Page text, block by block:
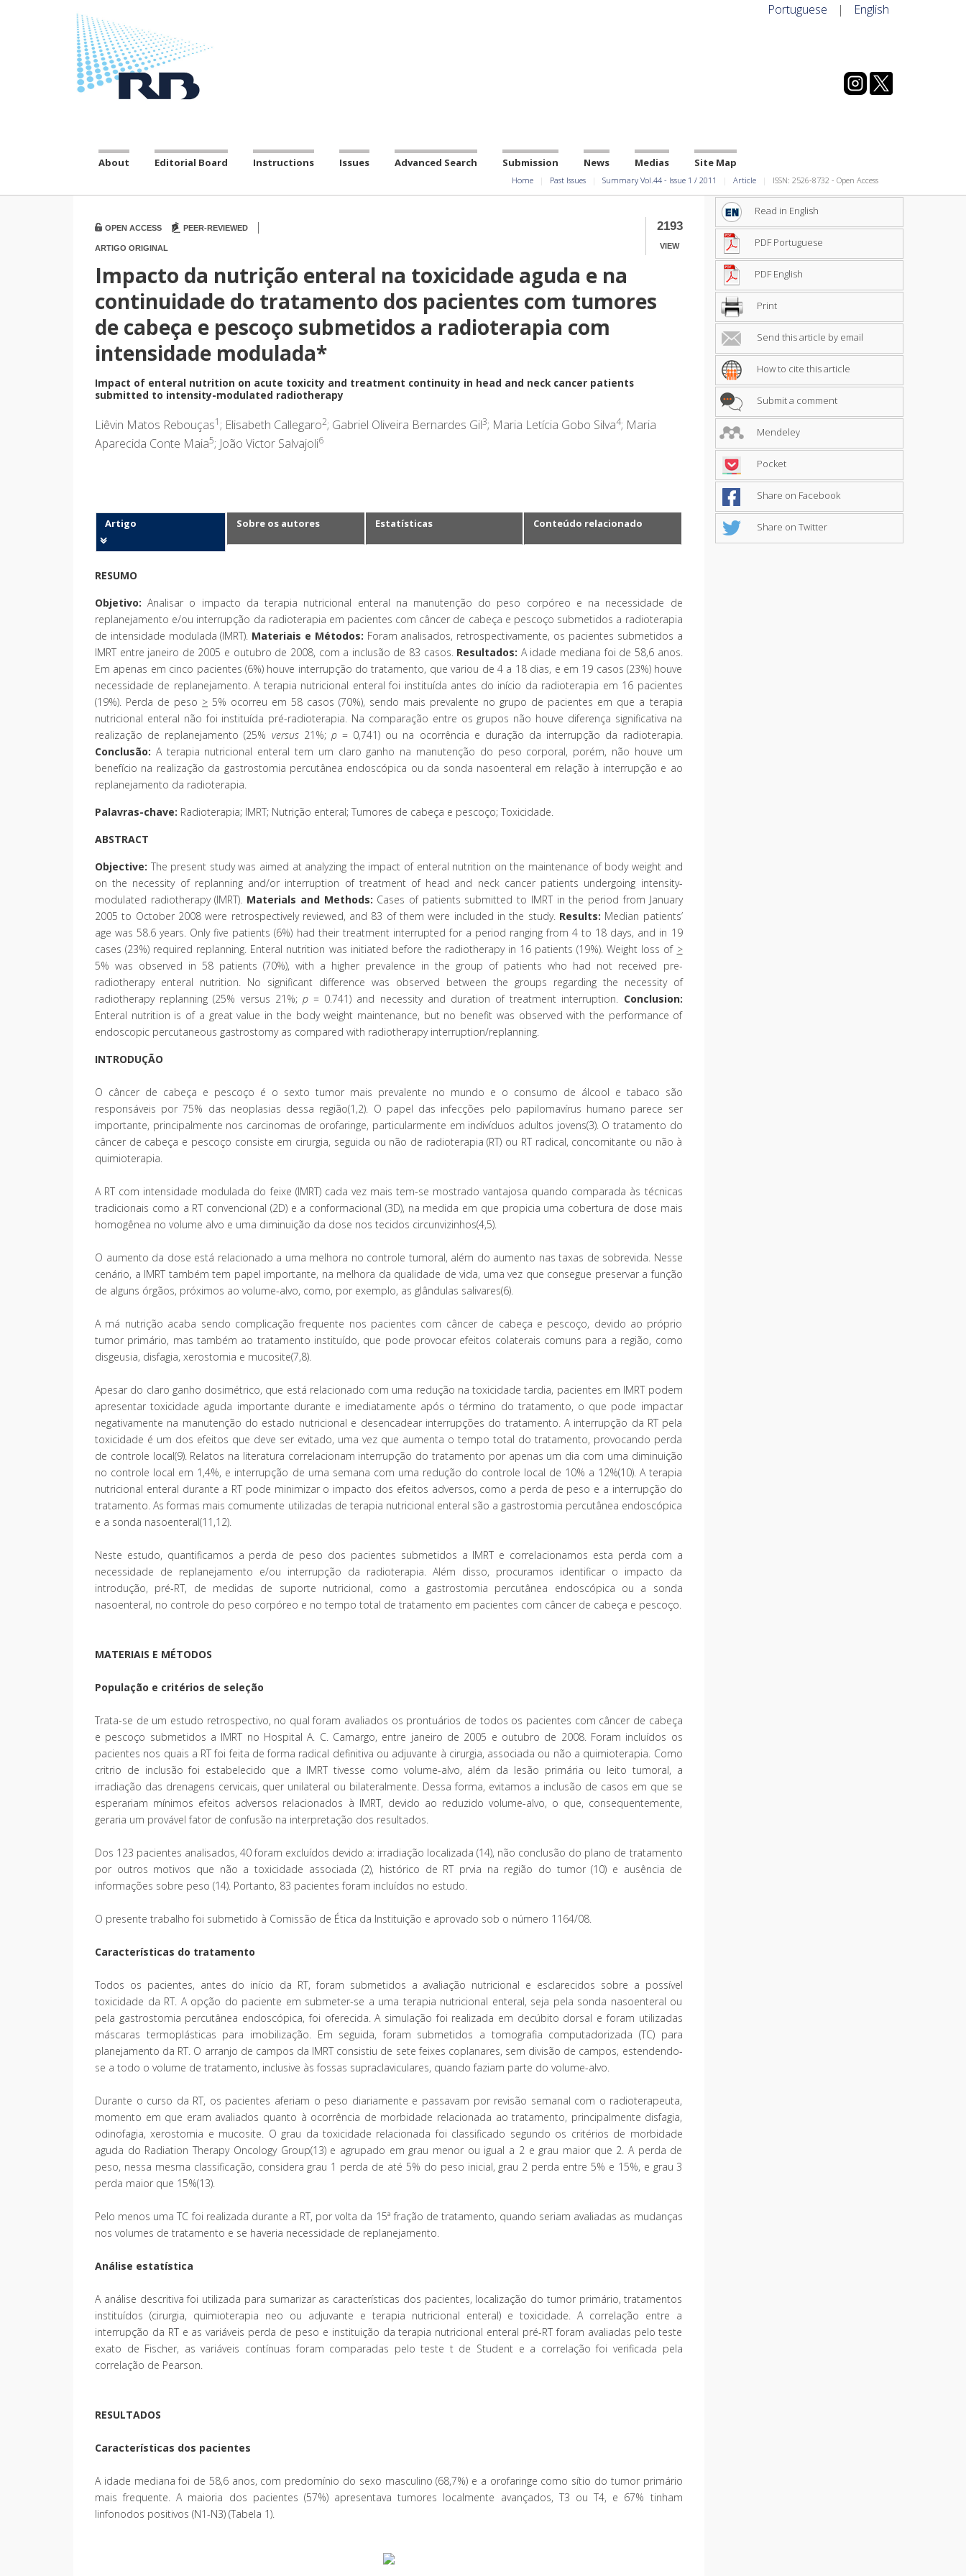
Portuguese | English
About Editorial Board Instructions Issues Advanced Search Submission News Medias Site Map
Home Past Issues Summary Vol.44 - Issue 1 / 2011 Article ISSN: 2526-8732 - Open Access
2193
VIEW
OPEN ACCESS PEER-REVIEWED |
ARTIGO ORIGINAL
Impacto da nutrição enteral na toxicidade aguda e na
continuidade do tratamento dos pacientes com tumores
de cabeça e pescoço submetidos a radioterapia com
intensidade modulada*
Impact of enteral nutrition on acute toxicity and treatment continuity in head and neck cancer patients
submitted to intensity-modulated radiotherapy
Liêvin Matos Rebouças1 ; Elisabeth Callegaro2; Gabriel Oliveira Bernardes Gil3; Maria Letícia Gobo Silva4; Maria
Aparecida Conte Maia5; João Victor Salvajoli6
Artigo Sobre os autores Estatísticas Conteúdo relacionado
RESUMO
Objetivo: Analisar o impacto da terapia nutricional enteral na manutenção do peso corpóreo e na necessidade de
replanejamento e/ou interrupção da radioterapia em pacientes com câncer de cabeça e pescoço submetidos a radioterapia
de intensidade modulada (IMRT). Materiais e Métodos: Foram analisados, retrospectivamente, os pacientes submetidos a
IMRT entre janeiro de 2005 e outubro de 2008, com a inclusão de 83 casos. Resultados: A idade mediana foi de 58,6 anos.
Em apenas em cinco pacientes (6%) houve interrupção do tratamento, que variou de 4 a 18 dias, e em 19 casos (23%) houve
necessidade de replanejamento. A terapia nutricional enteral foi instituída antes do início da radioterapia em 16 pacientes
(19%). Perda de peso > 5% ocorreu em 58 casos (70%), sendo mais prevalente no grupo de pacientes em que a terapia
nutricional enteral não foi instituída pré-radioterapia. Na comparação entre os grupos não houve diferença significativa na
realização de replanejamento (25% versus21%; p= 0,741) ou na ocorrência e duração da interrupção da radioterapia.
Conclusão: A terapia nutricional enteral tem um claro ganho na manutenção do peso corporal, porém, não houve um
benefício na realização da gastrostomia percutânea endoscópica ou da sonda nasoenteral em relação à interrupção e ao
replanejamento da radioterapia.
Palavras-chave: Radioterapia; IMRT; Nutrição enteral; Tumores de cabeça e pescoço; Toxicidade.
ABSTRACT
Objective: The present study was aimed at analyzing the impact of enteral nutrition on the maintenance of body weight and
on the necessity of replanning and/or interruption of treatment of head and neck cancer patients undergoing intensity-
modulated radiotherapy (IMRT). Materials and Methods: Cases of patients submitted to IMRT in the period from January
2005 to October 2008 were retrospectively reviewed, and 83 of them were included in the study. Results: Median patients’
age was 58.6 years. Only five patients (6%) had their treatment interrupted for a period ranging from 4 to 18 days, and in 19
cases (23%) required replanning. Enteral nutrition was initiated before the radiotherapy in 16 patients (19%). Weight loss of >
5% was observed in 58 patients (70%), with a higher prevalence in the group of patients who had not received pre-
radiotherapy enteral nutrition. No significant difference was observed between the groups regarding the necessity of
radiotherapy replanning (25% versus 21%; p= 0.741) and necessity and duration of treatment interruption. Conclusion:
Enteral nutrition is of a great value in the body weight maintenance, but no benefit was observed with the performance of
endoscopic percutaneous gastrostomy as compared with radiotherapy interruption/replanning.
INTRODUÇÃO
O câncer de cabeça e pescoço é o sexto tumor mais prevalente no mundo e o consumo de álcool e tabaco são
responsáveis por 75% das neoplasias dessa região(1,2). O papel das infecções pelo papilomavírus humano parece ser
importante, principalmente nos carcinomas de orofaringe, particularmente em indivíduos adultos jovens(3). O tratamento do
câncer de cabeça e pescoço consiste em cirurgia, seguida ou não de radioterapia (RT) ou RT radical, concomitante ou não à
quimioterapia.
A RT com intensidade modulada do feixe (IMRT) cada vez mais tem-se mostrado vantajosa quando comparada às técnicas
tradicionais como a RT convencional (2D) e a conformacional (3D), na medida em que propicia uma cobertura de dose mais
homogênea no volume alvo e uma diminuição da dose nos tecidos circunvizinhos(4,5).
O aumento da dose está relacionado a uma melhora no controle tumoral, além do aumento nas taxas de sobrevida. Nesse
cenário, a IMRT também tem papel importante, na melhora da qualidade de vida, uma vez que consegue preservar a função
de alguns órgãos, próximos ao volume-alvo, como, por exemplo, as glândulas salivares(6).
A má nutrição acaba sendo complicação frequente nos pacientes com câncer de cabeça e pescoço, devido ao próprio
tumor primário, mas também ao tratamento instituído, que pode provocar efeitos colaterais comuns para a região, como
disgeusia, disfagia, xerostomia e mucosite(7,8).
Apesar do claro ganho dosimétrico, que está relacionado com uma redução na toxicidade tardia, pacientes em IMRT podem
apresentar toxicidade aguda importante durante e imediatamente após o término do tratamento, o que pode impactar
negativamente na manutenção do estado nutricional e desencadear interrupções do tratamento. A interrupção da RT pela
toxicidade é um dos efeitos que deve ser evitado, uma vez que aumenta o tempo total do tratamento, provocando perda
de controle local(9). Relatos na literatura correlacionam interrupção do tratamento por apenas um dia com uma diminuição
no controle local em 1,4%, e interrupção de uma semana com uma redução do controle local de 10% a 12%(10). A terapia
nutricional enteral durante a RT pode minimizar o impacto dos efeitos adversos, como a perda de peso e a interrupção do
tratamento. As formas mais comumente utilizadas de terapia nutricional enteral são a gastrostomia percutânea endoscópica
e a sonda nasoenteral(11,12).
Neste estudo, quantificamos a perda de peso dos pacientes submetidos a IMRT e correlacionamos esta perda com a
necessidade de replanejamento e/ou interrupção da radioterapia. Além disso, procuramos identificar o impacto da
introdução, pré-RT, de medidas de suporte nutricional, como a gastrostomia percutânea endoscópica ou a sonda
nasoenteral, no controle do peso corpóreo e no tempo total de tratamento em pacientes com câncer de cabeça e pescoço.
MATERIAIS E MÉTODOS
População e critérios de seleção
Trata-se de um estudo retrospectivo, no qual foram avaliados os prontuários de todos os pacientes com câncer de cabeça
e pescoço submetidos a IMRT no Hospital A. C. Camargo, entre janeiro de 2005 e outubro de 2008. Foram incluídos os
pacientes nos quais a RT foi feita de forma radical definitiva ou adjuvante à cirurgia, associada ou não a quimioterapia. Como
critrio de inclusão foi estabelecido que a IMRT tivesse como volume-alvo, além da lesão primária ou leito tumoral, a
irradiação das drenagens cervicais, quer unilateral ou bilateralmente. Dessa forma, evitamos a inclusão de casos em que se
esperariam mínimos efeitos adversos relacionados à IMRT, devido ao reduzido volume-alvo, o que, consequentemente,
geraria um provável fator de confusão na interpretação dos resultados.
Dos 123 pacientes analisados, 40 foram excluídos devido a: irradiação localizada (14), não conclusão do plano de tratamento
por outros motivos que não a toxicidade associada (2), histórico de RT prvia na região do tumor (10) e ausência de
informações sobre peso (14). Portanto, 83 pacientes foram incluídos no estudo.
O presente trabalho foi submetido à Comissão de Ética da Instituição e aprovado sob o número 1164/08.
Características do tratamento
Todos os pacientes, antes do início da RT, foram submetidos a avaliação nutricional e esclarecidos sobre a possível
toxicidade da RT. A opção do paciente em submeter-se a uma terapia nutricional enteral, seja pela sonda nasoenteral ou
pela gastrostomia percutânea endoscópica, foi oferecida. A simulação foi realizada em decúbito dorsal e foram utilizadas
máscaras termoplásticas para imobilização. Em seguida, foram submetidos a tomografia computadorizada (TC) para
planejamento da RT. O arranjo de campos da IMRT consistiu de sete feixes coplanares, sem divisão de campos, estendendo-
se a todo o volume de tratamento, inclusive às fossas supraclaviculares, quando faziam parte do volume-alvo.
Durante o curso da RT, os pacientes aferiam o peso diariamente e passavam por revisão semanal com o radioterapeuta,
momento em que eram avaliados quanto à ocorrência de morbidade relacionada ao tratamento, principalmente disfagia,
odinofagia, xerostomia e mucosite. O grau da toxicidade relacionada foi classificado segundo os critérios de morbidade
aguda do Radiation Therapy Oncology Group(13) e agrupado em grau menor ou igual a 2 e grau maior que 2. A perda de
peso, nessa mesma classificação, considera grau 1 perda de até 5% do peso inicial, grau 2 perda entre 5% e 15%, e grau 3
perda maior que 15%(13).
Pelo menos uma TC foi realizada durante a RT, por volta da 15ª fração de tratamento, quando seriam avaliadas as mudanças
nos volumes de tratamento e se haveria necessidade de replanejamento.
Análise estatística
A análise descritiva foi utilizada para sumarizar as características dos pacientes, localização do tumor primário, tratamentos
instituídos (cirurgia, quimioterapia neo ou adjuvante e terapia nutricional enteral) e toxicidade. A correlação entre a
interrupção da RT e as variáveis perda de peso e instituição da terapia nutricional enteral pré-RT foram avaliadas pelo teste
exato de Fischer, as variáveis contínuas foram comparadas pelo teste t de Student e a correlação foi verificada pela
correlação de Pearson.
RESULTADOS
Características dos pacientes
A idade mediana foi de 58,6 anos, com predomínio do sexo masculino (68,7%) e a orofaringe como sítio do tumor primário
mais frequente. A maioria dos pacientes (57%) apresentava tumores localmente avançados, T3 ou T4, e 67% tinham
linfonodos positivos (N1-N3) (Tabela 1).
Read in English
PDF Portuguese
PDF English
Print
Send this article by email
How to cite this article
Submit a comment
Mendeley
Pocket
Share on Facebook
Share on Twitter